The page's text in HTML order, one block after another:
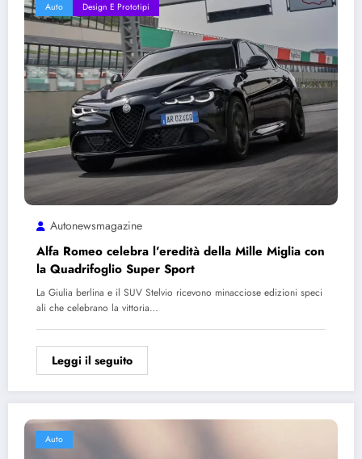
Auto Design E Prototipi
Autonewsmagazine
Alfa Romeo celebra l’eredità della Mille Miglia con
la Quadrifoglio Super Sport
La Giulia berlina e il SUV Stelvio ricevono minacciose edizioni speci
ali che celebrano la vittoria…
Leggi il seguito
Auto